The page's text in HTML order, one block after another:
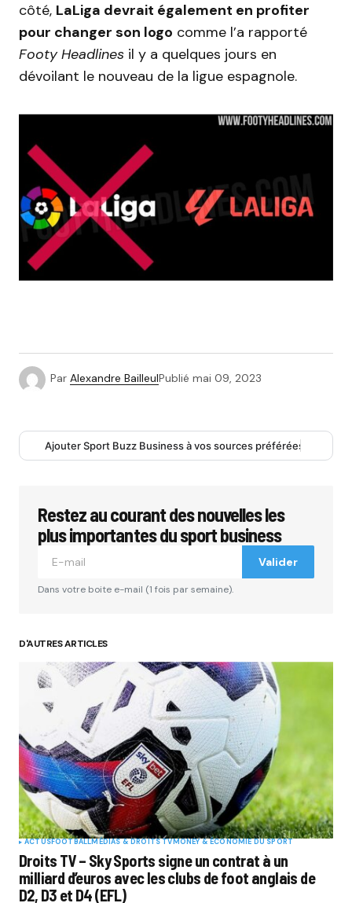
côté, LaLiga devrait également en profiter
pour changer son logo comme l’a rapporté
Footy Headlines il y a quelques jours en
dévoilant le nouveau de la ligue espagnole.
Par Alexandre BailleulPublié mai 09, 2023
Ajouter Sport Buzz Business à vos sources préférées
Restez au courant des nouvelles les
plus importantes du sport business
Valider
Dans votre boite e-mail (1 fois par semaine).
D'AUTRES ARTICLES
ACTUSFOOTBALLMÉDIAS & DROITS TV MONEY & ÉCONOMIE DU SPORT
Droits TV – Sky Sports signe un contrat à un
milliard d’euros avec les clubs de foot anglais de
D2, D3 et D4 (EFL)